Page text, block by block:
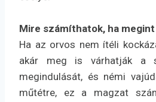
Mire számíthatok, ha
Ha az orvos nem ítéli
akár meg is várhatják a
megindulását, és némi
műtétre, ez a magzat